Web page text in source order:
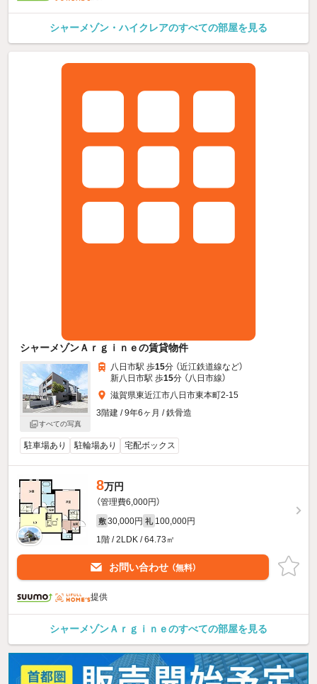
シャーメゾン・ハイクレアのすべての部屋を見る
シャーメゾンＡｒｇｉｎｅの賃貸物件
すべての写真
八日市駅 歩15分 （近江鉄道線など）
新八日市駅 歩15分 （八日市線）
滋賀県東近江市八日市東本町2-15
3階建 / 9年6ヶ月 / 鉄骨造
駐車場あり 駐輪場あり 宅配ボックス
8万円
（管理費6,000円）
敷 30,000円 礼 100,000円
1階 / 2LDK / 64.73㎡
お問い合わせ （無料）
提供
シャーメゾンＡｒｇｉｎｅのすべての部屋を見る